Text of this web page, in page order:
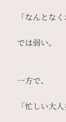
「なんとな
では弱い。
一方で、
「忙しい大